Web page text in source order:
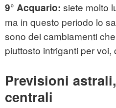
9° Acquario: siete molto
ma in questo periodo lo
sono dei cambiamenti
piuttosto intriganti per voi,
Previsioni
centrali